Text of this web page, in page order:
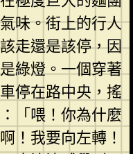
味。街上的行人
走還是該停，因
綠燈。一個穿著
停在路中央，搖
「喂！你為什麼
！我要向左轉！